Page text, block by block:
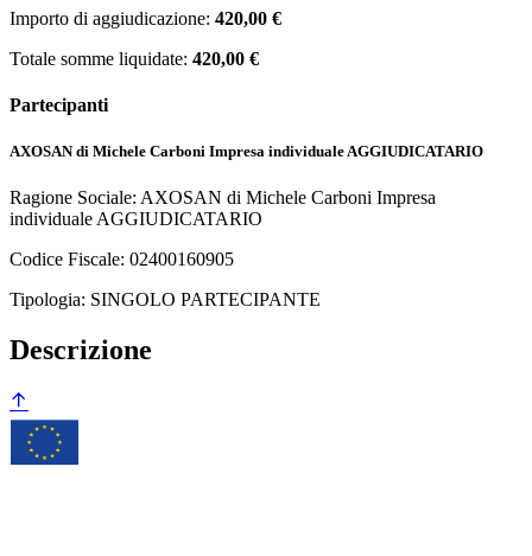
Importo di aggiudicazione: 420,00 €
Totale somme liquidate: 420,00 €
Partecipanti
AXOSAN di Michele Carboni Impresa individualeAGGIUDICATARIO
Ragione Sociale: AXOSAN di Michele Carboni Impresa
individuale AGGIUDICATARIO
Codice Fiscale: 02400160905
Tipologia: SINGOLO PARTECIPANTE
Descrizione